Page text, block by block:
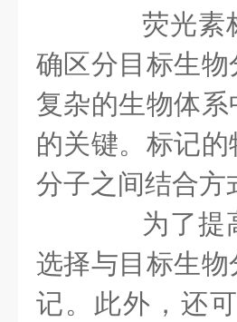
荧光素标
确区分目标生
复杂的生物体
的关键。标记
分子之间结合方
为了提高
选择与目标生
记。此外，还